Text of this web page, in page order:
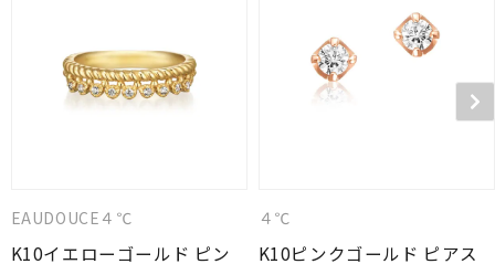
EAUDOUCE４℃
K10イエローゴールド ピン
４℃
K10ピンクゴールド ピアス